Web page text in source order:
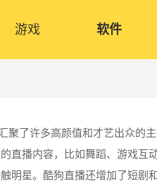
游戏 软件
聚了许多高颜值和才艺出众的
直播内容，比如舞蹈、游戏互
明星。酷狗直播还增加了短剧